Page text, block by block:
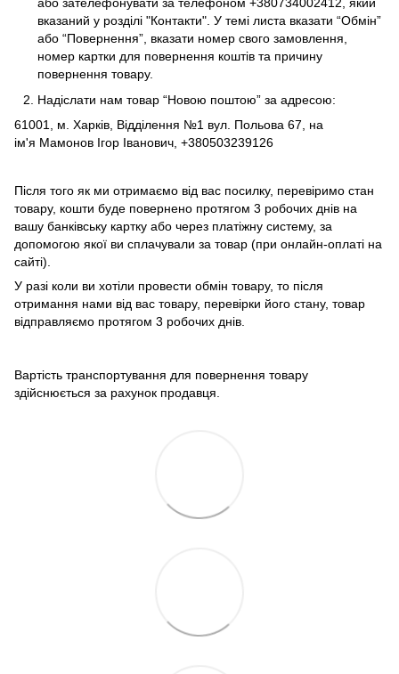
або зателефонувати за телефоном +380734002412, який
вказаний у розділі "Контакти". У темі листа вказати “Обмін”
або “Повернення”, вказати номер свого замовлення,
номер картки для повернення коштів та причину
повернення товару.
Надіслати нам товар “Новою поштою” за адресою:
61001, м. Харків, Відділення №1 вул. Польова 67, на
ім'я Мамонов Ігор Іванович, +380503239126
Після того як ми отримаємо від вас посилку, перевіримо стан
товару, кошти буде повернено протягом 3 робочих днів на
вашу банківську картку або через платіжну систему, за
допомогою якої ви сплачували за товар (при онлайн-оплаті на
сайті).
У разі коли ви хотіли провести обмін товару, то після
отримання нами від вас товару, перевірки його стану, товар
відправляємо протягом 3 робочих днів.
Вартість транспортування для повернення товару
здійснюється за рахунок продавця.